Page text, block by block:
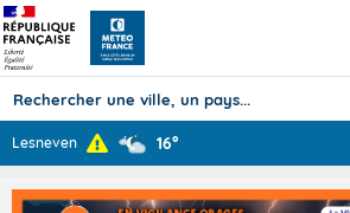
Prévisions
Lesneven 16°